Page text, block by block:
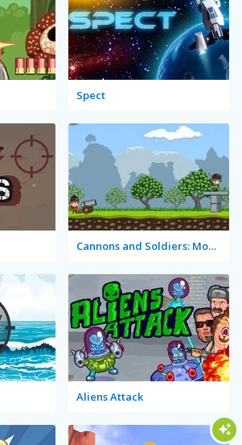
Spect
Cannons and Soldiers: Mountain Offense
Aliens Attack